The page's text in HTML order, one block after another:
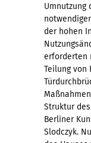
Umnutzung
der hohen
erforderten
Teilung von
Struktur
Berliner
Slodczyk.